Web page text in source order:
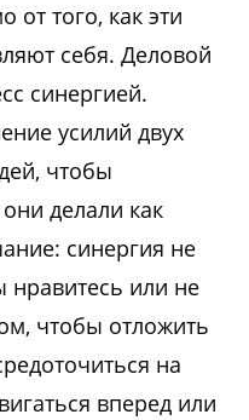
от того, как эти
себя. Деловой
синергией.
усилий двух
чтобы
делали как
синергия не
нравитесь или не
чтобы отложить
на
вперед или